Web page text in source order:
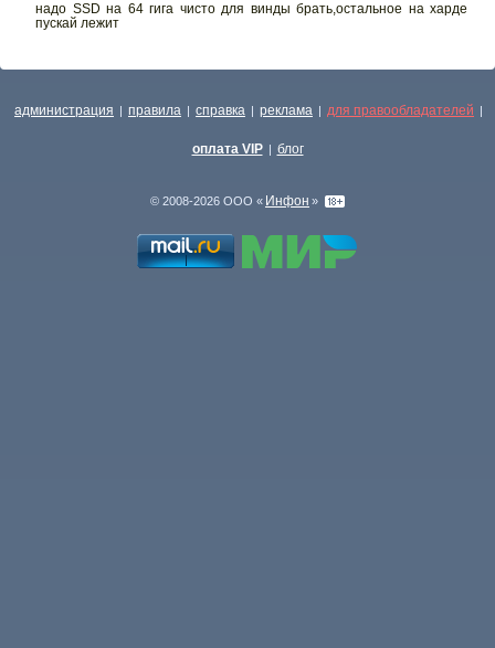
надо SSD на 64 гига чисто для винды брать,остальное на харде
пускай лежит
администрация | правила | справка | реклама | для правообладателей |
оплата VIP | блог
© 2008-2026 ООО « Инфон »